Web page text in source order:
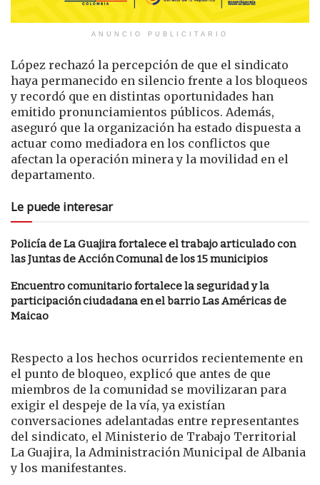
ANUNCIO PUBLICITARIO
López rechazó la percepción de que el sindicato
haya permanecido en silencio frente a los bloqueos
y recordó que en distintas oportunidades han
emitido pronunciamientos públicos. Además,
aseguró que la organización ha estado dispuesta a
actuar como mediadora en los conflictos que
afectan la operación minera y la movilidad en el
departamento.
Le puede interesar
Policía de La Guajira fortalece el trabajo articulado con
las Juntas de Acción Comunal de los 15 municipios
Encuentro comunitario fortalece la seguridad y la
participación ciudadana en el barrio Las Américas de
Maicao
Respecto a los hechos ocurridos recientemente en
el punto de bloqueo, explicó que antes de que
miembros de la comunidad se movilizaran para
exigir el despeje de la vía, ya existían
conversaciones adelantadas entre representantes
del sindicato, el Ministerio de Trabajo Territorial
La Guajira, la Administración Municipal de Albania
y los manifestantes.